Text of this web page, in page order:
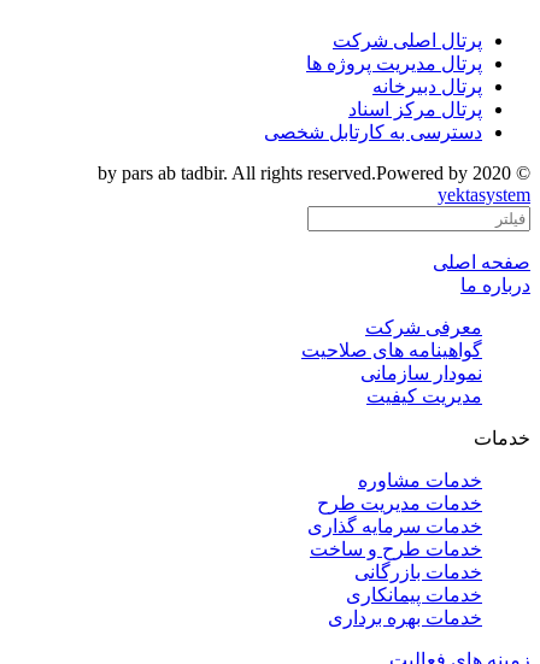
پرتال اصلی شرکت
پرتال مدیریت پروژه ها
پرتال دبیرخانه
پرتال مرکز اسناد
دسترسی به کارتابل شخصی
© 2020 by pars ab tadbir. All rights reserved.Powered by
yektasystem
صفحه اصلی
درباره ما
معرفی شرکت
گواهینامه های صلاحیت
نمودار سازمانی
مدیریت کیفیت
خدمات
خدمات مشاوره
خدمات مدیریت طرح
خدمات سرمایه گذاری
خدمات طرح و ساخت
خدمات بازرگانی
خدمات پیمانکاری
خدمات بهره برداری